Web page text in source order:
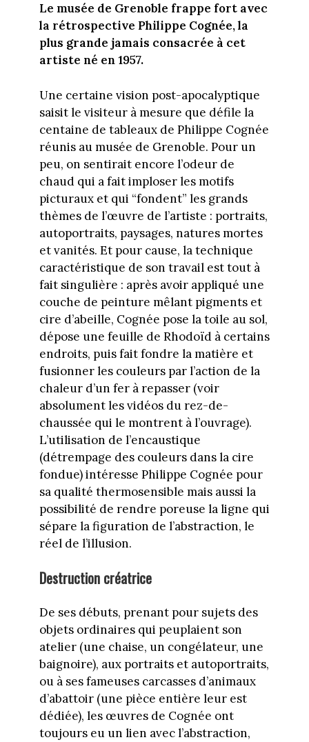
Le musée de Grenoble frappe fort avec
la rétrospective Philippe Cognée, la
plus grande jamais consacrée à cet
artiste né en 1957.
Une certaine vision post-apocalyptique
saisit le visiteur à mesure que défile la
centaine de tableaux de Philippe Cognée
réunis au musée de Grenoble. Pour un
peu, on sentirait encore l’odeur de
chaud qui a fait imploser les motifs
picturaux et qui “fondent” les grands
thèmes de l’œuvre de l’artiste : portraits,
autoportraits, paysages, natures mortes
et vanités. Et pour cause, la technique
caractéristique de son travail est tout à
fait singulière : après avoir appliqué une
couche de peinture mêlant pigments et
cire d’abeille, Cognée pose la toile au sol,
dépose une feuille de Rhodoïd à certains
endroits, puis fait fondre la matière et
fusionner les couleurs par l’action de la
chaleur d’un fer à repasser (voir
absolument les vidéos du rez-de-
chaussée qui le montrent à l’ouvrage).
L’utilisation de l’encaustique
(détrempage des couleurs dans la cire
fondue) intéresse Philippe Cognée pour
sa qualité thermosensible mais aussi la
possibilité de rendre poreuse la ligne qui
sépare la figuration de l’abstraction, le
réel de l’illusion.
Destruction créatrice
De ses débuts, prenant pour sujets des
objets ordinaires qui peuplaient son
atelier (une chaise, un congélateur, une
baignoire), aux portraits et autoportraits,
ou à ses fameuses carcasses d’animaux
d’abattoir (une pièce entière leur est
dédiée), les œuvres de Cognée ont
toujours eu un lien avec l’abstraction,